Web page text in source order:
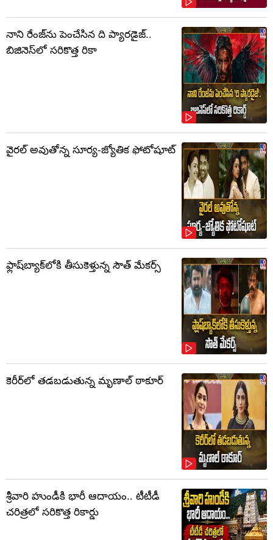
నాని రేంజ్‌ను పెంచేసిన ది ప్యారడైజ్..
బిజినెస్‌లో సరికొత్త రికా
వైరల్ అవుతోన్న సూర్య-జ్యోతిక ఫోటోషూట్
ఫ్లాష్‌బ్యాక్‌లోకి తీసుకెళ్తున్న సౌత్‌ మేకర్స్‌
కెరీర్‌లో తడబడుతున్న మృణాల్ ఠాకూర్
శ్రీవారి హుండీకి భారీ ఆదాయం.. టీటీడీ
చరిత్రలో సరికొత్త రికార్డు